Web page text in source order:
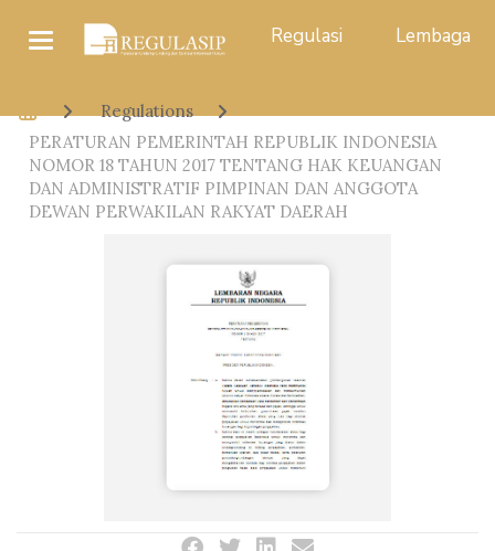
Regulasi Lembaga
Regulations
PERATURAN PEMERINTAH REPUBLIK INDONESIA
NOMOR 18 TAHUN 2017 TENTANG HAK KEUANGAN
DAN ADMINISTRATIF PIMPINAN DAN ANGGOTA
DEWAN PERWAKILAN RAKYAT DAERAH